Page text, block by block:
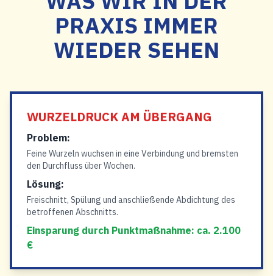
PRAXIS IMMER
WIEDER SEHEN
WURZELDRUCK AM ÜBERGANG
Problem:
Feine Wurzeln wuchsen in eine Verbindung und bremsten
den Durchfluss über Wochen.
Lösung:
Freischnitt, Spülung und anschließende Abdichtung des
betroffenen Abschnitts.
Einsparung durch Punktmaßnahme: ca. 2.100
€